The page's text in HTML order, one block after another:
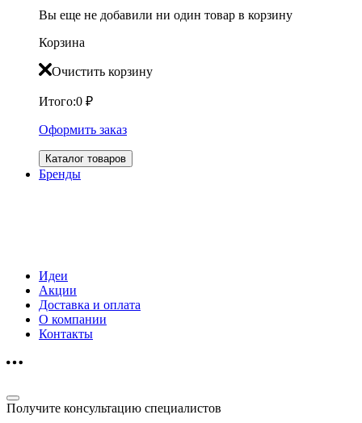
Вы еще не добавили ни один товар в корзину
Корзина
Очистить корзину
Итого:0 ₽
Оформить заказ
Каталог товаров
Бренды
Идеи
Акции
Доставка и оплата
О компании
Контакты
Получите консультацию специалистов